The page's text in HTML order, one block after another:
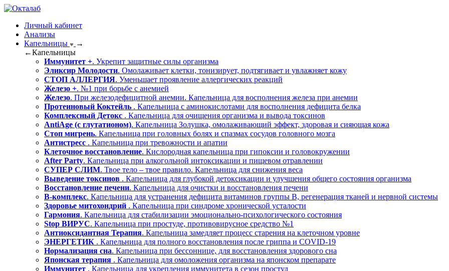
Личный кабинет
Анализы
Капельницы
→
←Капельницы
Иммунитет +. Укрепит защитные силы организма
Эликсир Молодости. Омолаживает клетки, тонизирует, подтягивает и увлажняет кожу
СТОП АЛЛЕРГИЯ. Уменьшает проявление аллергических реакций
Железо +. №1 при борьбе с анемией
Железо. При железодефицитной анемии. Капельница для восполнения железа при анемии
Протеиновый Коктейль . Капельница с аминокислотами для восполнения дефицита белка
Комплексный Детокс . Капельница для очищения организма и вывода токсинов
AntiAge (с глутатионом). Капельница Золушка, омолаживающий эффект, здоровая и сияющая кожа
Стоп мигрень. Капельница при головных болях и спазмах сосудов головного мозга
Антистресс . Капельница при тревожности и апатии
Клеточное восстановление. Кислородная капельница при гипоксии и головокружении
After Party. Капельница при алкогольной интоксикации и пищевом отравлении
СУПЕР СЛИМ. Твое тело – твое правило. Капельница для снижения веса
Выведение токсинов . Капельница для глубокой детоксикации и улучшения общего состояния организма
Восстановление печени. Капельница для очистки и восстановления печени
В-комплекс. Капельница для устранения дефицита витаминов группы В, регенерация тканей и нервной системы
Здоровье митохондрий . Капельница при синдроме хронической усталости
Гармония. Капельница для стабилизации эмоционально-психологического состояния
Stop ВИРУС. Капельница при простуде, противовирусное средство №1
Антиоксидантная Терапия. Капельница замедляет процесс старения на клеточном уровне
ЭНЕРГЕТИК . Капельница для полного восстановления после гриппа и COVID-19
Нормализация сна. Капельница при бессоннице, для восстановления здорового сна
Японская терапия . Капельница для омоложения организма на японском препарате
Иммунитет . Капельница для укрепления иммунитета в сезон простуд